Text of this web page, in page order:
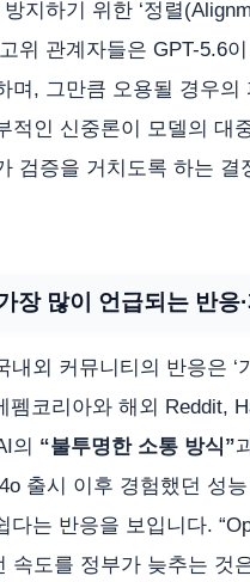
지하기 위한 ‘정렬
위 관계자들은 GPT-5.6
며, 그만큼 오용될 경우의
적인 신중론이 모델의 대
검증을 거치도록 하는 결
장 많이 언급되는 반응
외 커뮤니티의 반응은 ‘
코리아와 해외 Reddit,
의 “불투명한 소통 방식”
출시 이후 경험했던 성
다는 반응을 보입니다.
속도를 정부가 늦추는 것